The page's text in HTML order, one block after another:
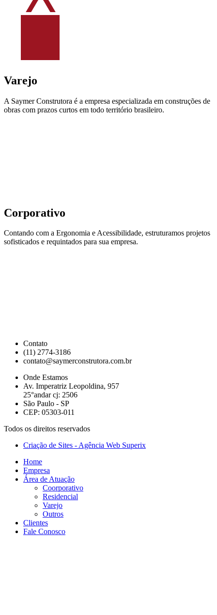
Varejo
A Saymer Construtora é a empresa especializada em construções de
obras com prazos curtos em todo território brasileiro.
Corporativo
Contando com a Ergonomia e Acessibilidade, estruturamos projetos
sofisticados e requintados para sua empresa.
Contato
(11) 2774-3186
contato@saymerconstrutora.com.br
Onde Estamos
Av. Imperatriz Leopoldina, 957
25°andar cj: 2506
São Paulo - SP
CEP: 05303-011
Todos os direitos reservados
Criação de Sites - Agência Web Superix
Home
Empresa
Área de Atuação
Coorporativo
Residencial
Varejo
Outros
Clientes
Fale Conosco